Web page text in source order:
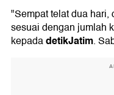
"Sempat telat dua
sesuai dengan jumlah
kepadadetikJatim.